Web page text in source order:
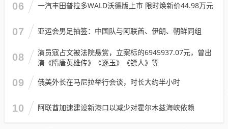
06 一汽丰田普拉多WALD沃德版上市 限时焕新价44.98万元
07 亚运会男足抽签：中国队与阿联酋、伊朗、朝鲜同组
08
演员寇占文被法院悬赏，立案标的6945937.07元，曾出
演《隋唐英雄传》《逐玉》《镖人》等
09 俄美外长在马尼拉举行会谈，时长大约半小时
10 阿联酋加速建设新港口以减少对霍尔木兹海峡依赖